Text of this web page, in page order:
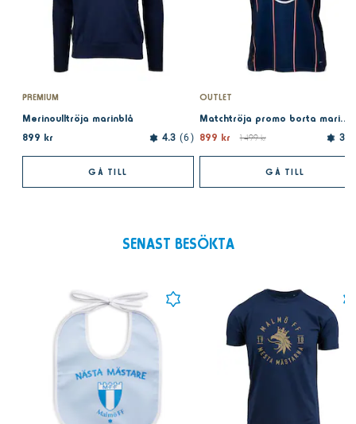
PREMIUM
Merinoulltröja marinblå
899 kr
4.3 6
GÅ TILL
OUTLET
Matchtröja promo borta marin 2024
899 kr
1 499 kr 3.7
GÅ TILL
SENAST BESÖKTA